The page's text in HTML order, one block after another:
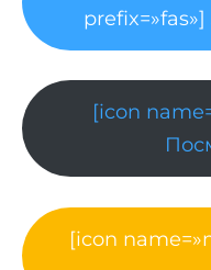
[icon
[icon